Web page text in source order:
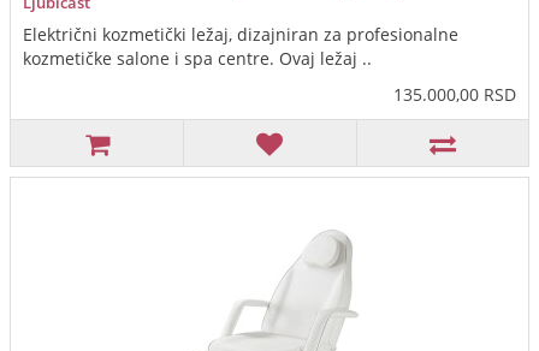
Električni kozmetički ležaj, dizajniran za profesionalne
kozmetičke salone i spa centre. Ovaj ležaj ..
135.000,00 RSD